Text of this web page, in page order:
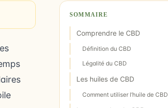
SOMMAIRE
Comprendre le CBD
Définition du CBD
Légalité du CBD
Les huiles de CBD
Comment utiliser l’huile de CBD